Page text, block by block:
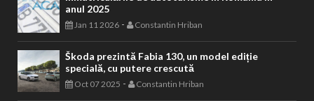
anul 2025
Jan 11 2026 - Constantin Hriban
Škoda prezintă Fabia 130, un model ediție
specială, cu putere crescută
Oct 07 2025 - Constantin Hriban